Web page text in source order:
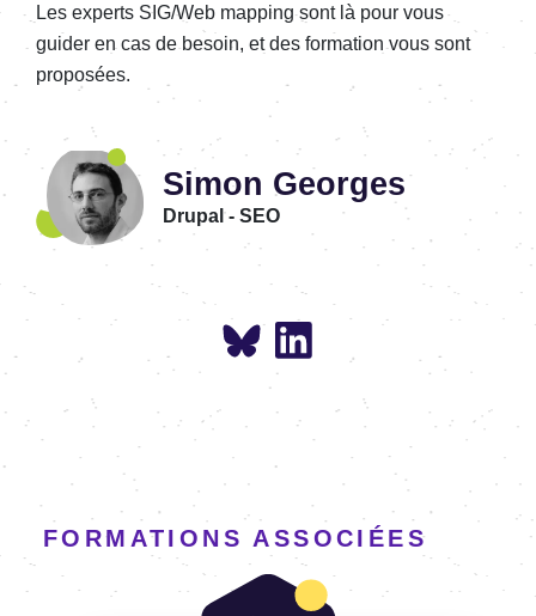
Les experts SIG/Web mapping sont là pour vous
guider en cas de besoin, et des formation vous sont
proposées.
Simon Georges
Drupal - SEO
FORMATIONS ASSOCIÉES